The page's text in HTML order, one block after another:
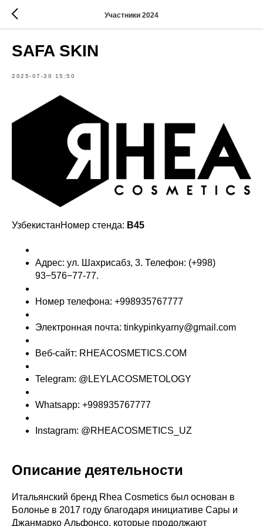
Участники 2024
SAFA SKIN
2025-07-30 15:50
УзбекистанНомер стенда: B45
Адрес: ул. Шахриcабз, 3. Телефон: (+998)
93−576−77-77.
Номер телефона: +998935767777
Электронная почта: tinkypinkyarny@gmail.com
Веб-сайт: RHEACOSMETICS.COM
Telegram: @LEYLACOSMETOLOGY
Whatsapp: +998935767777
Instagram: @RHEACOSMETICS_UZ
Описание деятельности
Итальянский бренд Rhea Cosmetics был основан в
Болонье в 2017 году благодаря инициативе Сары и
Джанмарко Альфонсо, которые продолжают